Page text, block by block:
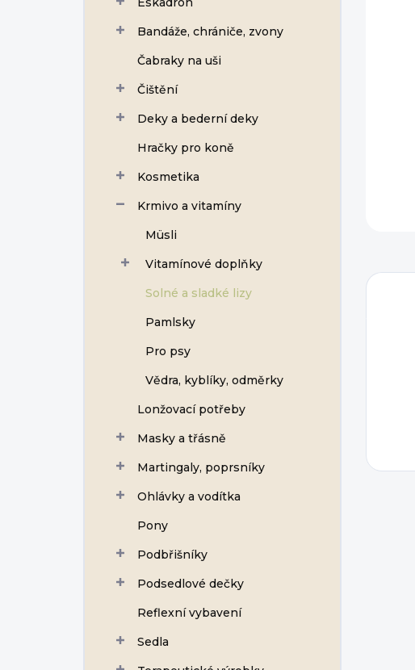
Bandáže, chrániče, zvony
Čabraky na uši
Čištění
Deky a bederní deky
Hračky pro koně
Kosmetika
Krmivo a vitamíny
Müsli
Vitamínové doplňky
Solné a sladké lizy
Pamlsky
Pro psy
Vědra, kyblíky, odměrky
Lonžovací potřeby
Masky a třásně
Martingaly, poprsníky
Ohlávky a vodítka
Pony
Podbřišníky
Podsedlové dečky
Reflexní vybavení
Sedla